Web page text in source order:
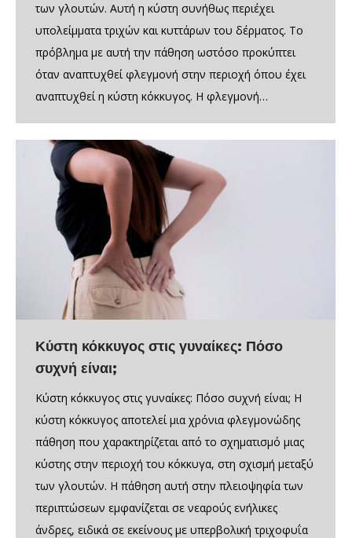
των γλουτών. Αυτή η κύστη συνήθως περιέχει
υπολείμματα τριχών και κυττάρων του δέρματος. Το
πρόβλημα με αυτή την πάθηση ωστόσο προκύπτει
όταν αναπτυχθεί φλεγμονή στην περιοχή όπου έχει
αναπτυχθεί η κύστη κόκκυγος. Η φλεγμονή…
Κύστη κόκκυγος στις γυναίκες: Πόσο
συχνή είναι;
Κύστη κόκκυγος στις γυναίκες: Πόσο συχνή είναι; Η
κύστη κόκκυγος αποτελεί μια χρόνια φλεγμονώδης
πάθηση που χαρακτηρίζεται από το σχηματισμό μιας
κύστης στην περιοχή του κόκκυγα, στη σχισμή μεταξύ
των γλουτών. Η πάθηση αυτή στην πλειοψηφία των
περιπτώσεων εμφανίζεται σε νεαρούς ενήλικες
άνδρες, ειδικά σε εκείνους με υπερβολική τριχοφυΐα